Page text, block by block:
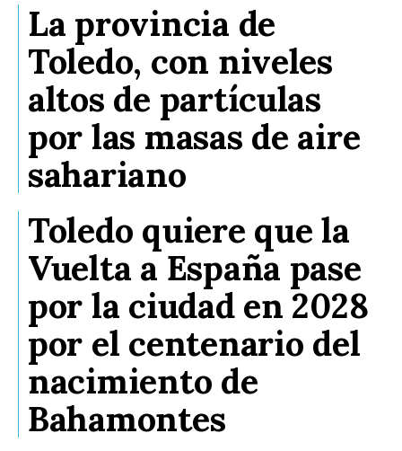
La provincia de
Toledo, con niveles
altos de partículas
por las masas de aire
sahariano
Toledo quiere que la
Vuelta a España pase
por la ciudad en 2028
por el centenario del
nacimiento de
Bahamontes